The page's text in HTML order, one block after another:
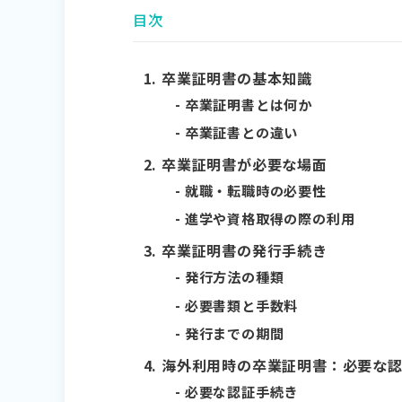
目次
卒業証明書の基本知識
卒業証明書とは何か
卒業証書との違い
卒業証明書が必要な場面
就職・転職時の必要性
進学や資格取得の際の利用
卒業証明書の発行手続き
発行方法の種類
必要書類と手数料
発行までの期間
海外利用時の卒業証明書：必要な
必要な認証手続き